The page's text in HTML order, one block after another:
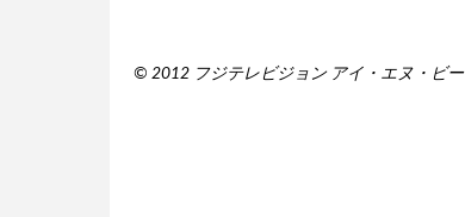
©︎ 2012 フジテレビジョン アイ・エヌ・ビー